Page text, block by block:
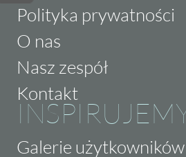
Polityka prywatności
O nas
Nasz zespół
Kontakt
Galerie użytkowników